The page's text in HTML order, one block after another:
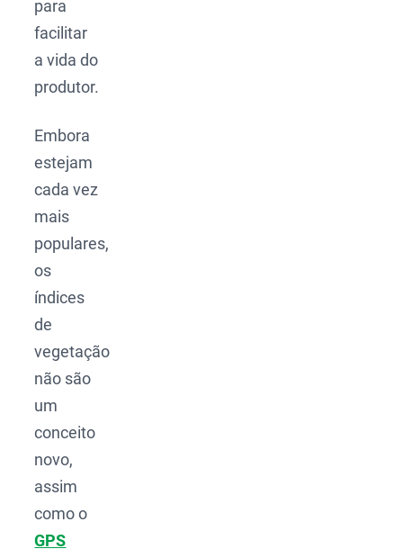
para
facilitar
a vida do
produtor.
Embora
estejam
cada vez
mais
populares,
os
índices
de
vegetação
não são
um
conceito
novo,
assim
como o
GPS